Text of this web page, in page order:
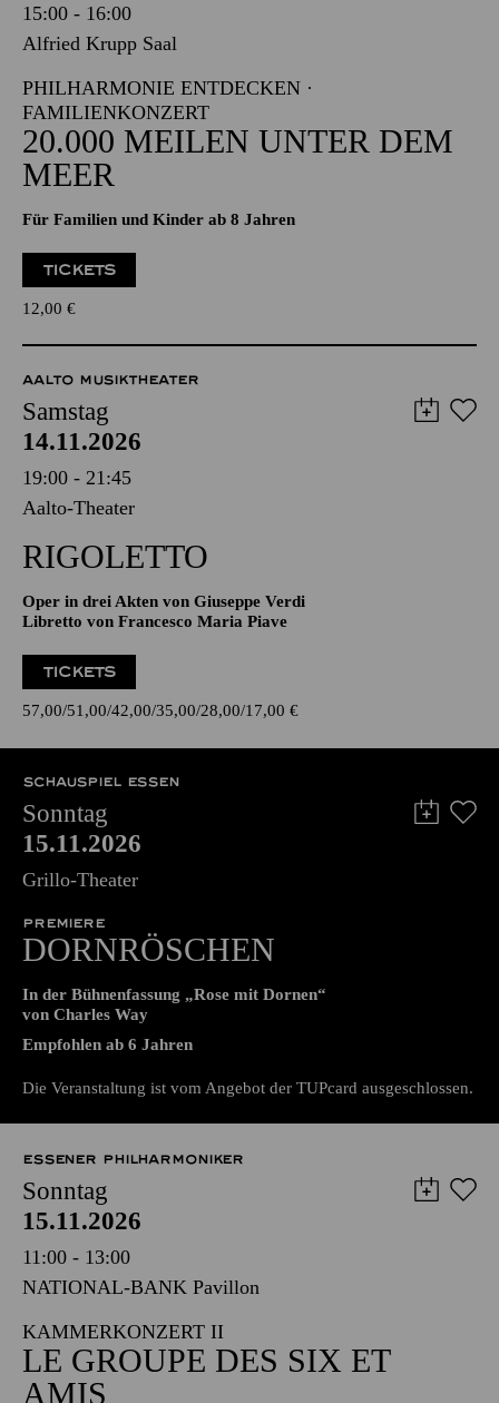
Samstag
14.11.2026
15:00 - 16:00
Alfried Krupp Saal
PHILHARMONIE ENTDECKEN ·
FAMILIENKONZERT
20.000 MEILEN UNTER DEM
Für Familien und Kinder ab 8 Jahren
12,00€
AALTO MUSIKTHEATER
Samstag
14.11.2026
19:00 - 21:45
RIGO­LETTO
Oper in drei Akten von Giuseppe Verdi
Libretto von Francesco Maria Piave
57,00 51,00 42,00 35,00
SCHAUSPIEL ESSEN
Sonntag
15.11.2026
Grillo-Theater
PREMIERE
DORNRÖSCHEN
von Charles Way
Die Veranstaltung ist vom Angebot der TUPcard ausgeschlossen.
ESSENER PHILHARMONIKER
Sonntag
15.11.2026
11:00 - 13:00
NATIONAL-BANK Pavillon